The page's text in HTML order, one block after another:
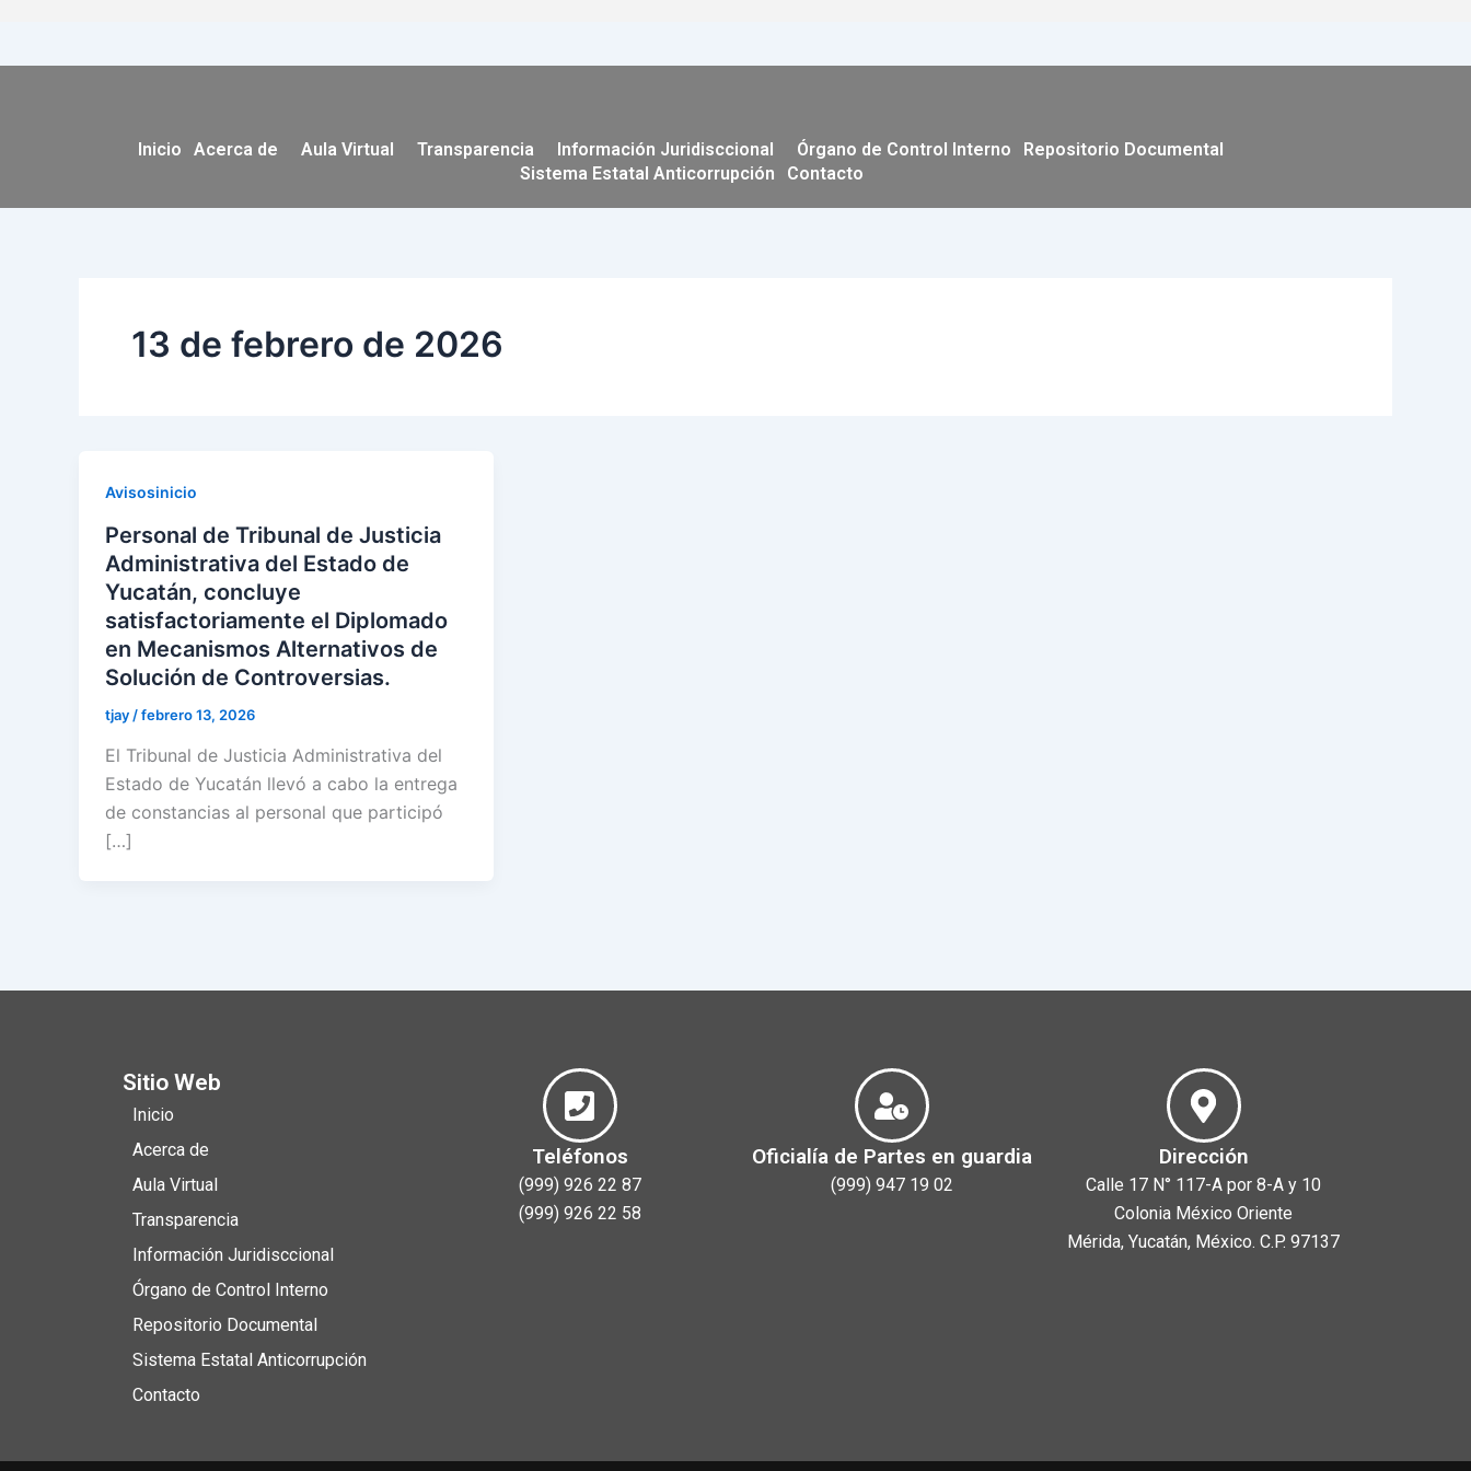
contenido
Inicio Acerca de Aula Virtual Transparencia Información Juridisccional Órgano de Control Interno
Repositorio Documental
Sistema Estatal Anticorrupción
Contacto
13 de febrero de 2026
Avisosinicio
Personal de Tribunal de Justicia
Administrativa del Estado de
Yucatán, concluye
satisfactoriamente el Diplomado
en Mecanismos Alternativos de
Solución de Controversias.
tjay /febrero 13, 2026
El Tribunal de Justicia Administrativa del
Estado de Yucatán llevó a cabo la entrega
de constancias al personal que participó
[…]
Sitio Web
Inicio
Acerca de
Aula Virtual
Transparencia
Información Juridisccional
Órgano de Control Interno
Repositorio Documental
Sistema Estatal Anticorrupción
Contacto
Teléfonos
(999) 926 22 87
(999) 926 22 58
Oficialía de Partes en guardia
(999) 947 19 02
Dirección
Calle 17 N° 117-A por 8-A y 10
Colonia México Oriente
Mérida, Yucatán, México. C.P. 97137